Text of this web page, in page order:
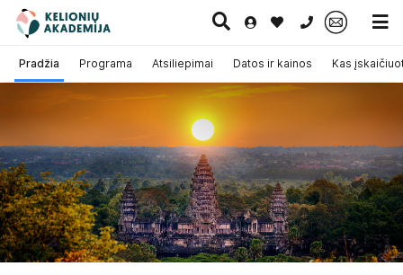
0 700 11007
minutė
kelionės
kelionės
Pradžia Programa Atsiliepimai Datos ir kainos Kas